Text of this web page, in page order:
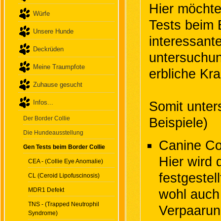
Würfe
Unsere Hunde
Deckrüden
Meine Traumpfote
Zuhause gesucht
Infos...
Der Border Collie
Die Hundeausstellung
Gen Tests beim Border Collie
CEA - (Collie Eye Anomalie)
CL (Ceroid Lipofuscinosis)
MDR1 Defekt
TNS - (Trapped Neutrophil
Syndrome)
Hier
Tests beim
erbliche
Somit
Beispiele)
Canine
Hier wird
wohl